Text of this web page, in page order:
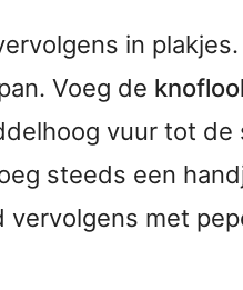
in plakjes.
Voeg de
vuur tot de
steeds een
met